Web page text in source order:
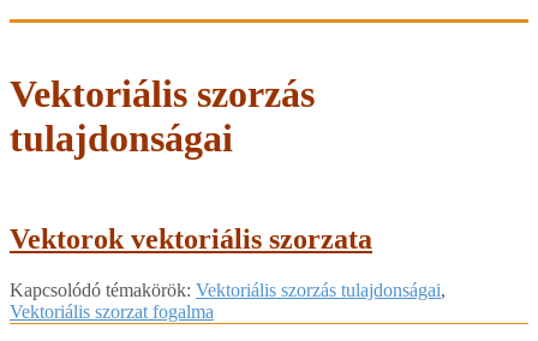
Vektoriális szorzás
tulajdonságai
Vektorok vektoriális szorzata
2018-
04-
Kapcsolódó témakörök: Vektoriális szorzás tulajdonságai,
Vektoriális szorzat fogalma